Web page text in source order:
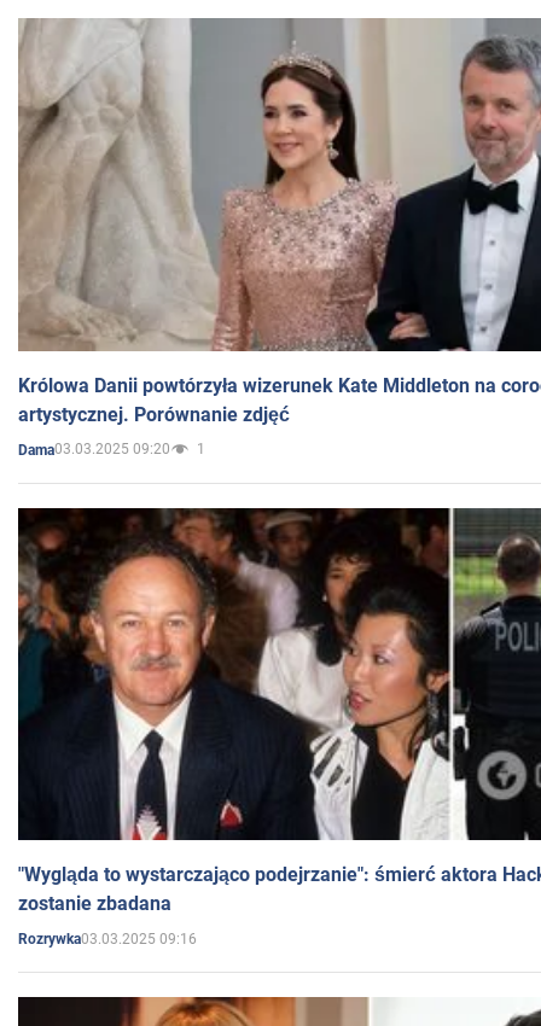
Królowa Danii powtórzyła wizerunek Kate Middleton na
artystycznej. Porównanie zdjęć
Dama03.03.2025 09:20 1
"Wygląda to wystarczająco podejrzanie": śmierć aktora
zostanie zbadana
Rozrywka03.03.2025 09:16